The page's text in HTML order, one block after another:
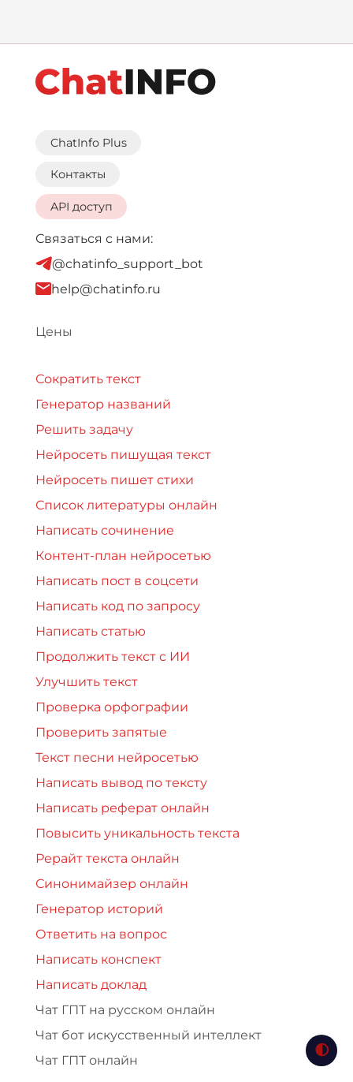
ChatInfo Plus
Контакты
API доступ
Связаться с нами:
@chatinfo_support_bot
help@chatinfo.ru
Цены
Сократить текст
Генератор названий
Решить задачу
Нейросеть пишущая текст
Нейросеть пишет стихи
Список литературы онлайн
Написать сочинение
Контент-план нейросетью
Написать пост в соцсети
Написать код по запросу
Написать статью
Продолжить текст с ИИ
Улучшить текст
Проверка орфографии
Проверить запятые
Текст песни нейросетью
Написать вывод по тексту
Написать реферат онлайн
Повысить уникальность текста
Рерайт текста онлайн
Синонимайзер онлайн
Генератор историй
Ответить на вопрос
Написать конспект
Написать доклад
Чат ГПТ на русском онлайн
Чат бот искусственный интеллект
Чат ГПТ онлайн